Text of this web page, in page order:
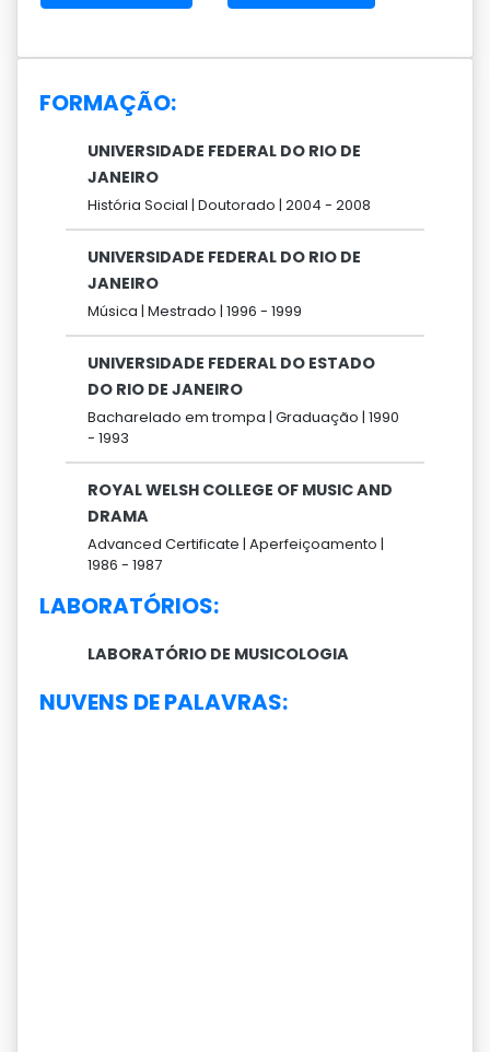
FORMAÇÃO:
UNIVERSIDADE FEDERAL DO RIO DE
JANEIRO
História Social | Doutorado | 2004 - 2008
UNIVERSIDADE FEDERAL DO RIO DE
JANEIRO
Música | Mestrado | 1996 - 1999
UNIVERSIDADE FEDERAL DO ESTADO
DO RIO DE JANEIRO
Bacharelado em trompa | Graduação | 1990
- 1993
ROYAL WELSH COLLEGE OF MUSIC AND
DRAMA
Advanced Certificate | Aperfeiçoamento |
1986 - 1987
LABORATÓRIOS:
LABORATÓRIO DE MUSICOLOGIA
NUVENS DE PALAVRAS: